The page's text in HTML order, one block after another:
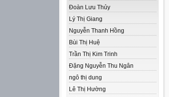
Đoàn Lưu Thủy
Lý Thị Giang
Nguyễn Thanh Hồng
Bùi Thị Huệ
Trần Thị Kim Trinh
Đặng Nguyễn Thu Ngân
ngô thị dung
Lê Thị Hường